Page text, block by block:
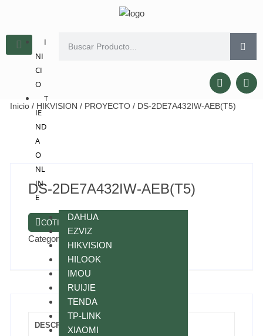
I
NI
CI
O
T
IE
ND
A
O
NL
IN
E
DAHUA
EZVIZ
HIKVISION
HILOOK
IMOU
RUIJIE
TENDA
TP-LINK
XIAOMI
Inicio / HIKVISION / PROYECTO / DS-2DE7A432IW-AEB(T5)
DS-2DE7A432IW-AEB(T5)
COTIZAR POR WHATSAPP
Categorías:
DESCRIPCIÓN